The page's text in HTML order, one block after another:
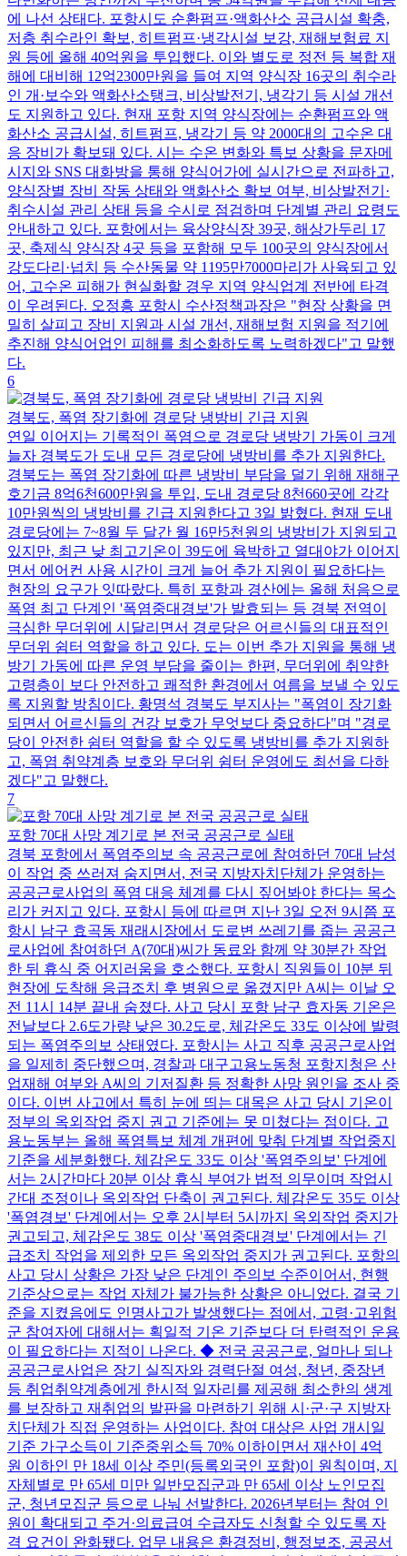
에 나선 상태다. 포항시도 순환펌프·액화산소 공급시설 확충,
저층 취수라인 확보, 히트펌프·냉각시설 보강, 재해보험료 지
원 등에 올해 40억원을 투입했다. 이와 별도로 정전 등 복합 재
해에 대비해 12억2300만원을 들여 지역 양식장 16곳의 취수라
인 개·보수와 액화산소탱크, 비상발전기, 냉각기 등 시설 개선
도 지원하고 있다. 현재 포항 지역 양식장에는 순환펌프와 액
화산소 공급시설, 히트펌프, 냉각기 등 약 2000대의 고수온 대
응 장비가 확보돼 있다. 시는 수온 변화와 특보 상황을 문자메
시지와 SNS 대화방을 통해 양식어가에 실시간으로 전파하고,
양식장별 장비 작동 상태와 액화산소 확보 여부, 비상발전기·
취수시설 관리 상태 등을 수시로 점검하며 단계별 관리 요령도
안내하고 있다. 포항에서는 육상양식장 39곳, 해상가두리 17
곳, 축제식 양식장 4곳 등을 포함해 모두 100곳의 양식장에서
강도다리·넙치 등 수산동물 약 1195만7000마리가 사육되고 있
어, 고수온 피해가 현실화할 경우 지역 양식업계 전반에 타격
이 우려된다. 오정흥 포항시 수산정책과장은 "현장 상황을 면
밀히 살피고 장비 지원과 시설 개선, 재해보험 지원을 적기에
추진해 양식어업인 피해를 최소화하도록 노력하겠다"고 말했
다.
6
경북도, 폭염 장기화에 경로당 냉방비 긴급 지원
연일 이어지는 기록적인 폭염으로 경로당 냉방기 가동이 크게
늘자 경북도가 도내 모든 경로당에 냉방비를 추가 지원한다.
경북도는 폭염 장기화에 따른 냉방비 부담을 덜기 위해 재해구
호기금 8억6천600만원을 투입, 도내 경로당 8천660곳에 각각
10만원씩의 냉방비를 긴급 지원한다고 3일 밝혔다. 현재 도내
경로당에는 7~8월 두 달간 월 16만5천원의 냉방비가 지원되고
있지만, 최근 낮 최고기온이 39도에 육박하고 열대야가 이어지
면서 에어컨 사용 시간이 크게 늘어 추가 지원이 필요하다는
현장의 요구가 잇따랐다. 특히 포항과 경산에는 올해 처음으로
폭염 최고 단계인 '폭염중대경보'가 발효되는 등 경북 전역이
극심한 무더위에 시달리면서 경로당은 어르신들의 대표적인
무더위 쉼터 역할을 하고 있다. 도는 이번 추가 지원을 통해 냉
방기 가동에 따른 운영 부담을 줄이는 한편, 무더위에 취약한
고령층이 보다 안전하고 쾌적한 환경에서 여름을 보낼 수 있도
록 지원할 방침이다. 황명석 경북도 부지사는 "폭염이 장기화
되면서 어르신들의 건강 보호가 무엇보다 중요하다"며 "경로
당이 안전한 쉼터 역할을 할 수 있도록 냉방비를 추가 지원하
고, 폭염 취약계층 보호와 무더위 쉼터 운영에도 최선을 다하
겠다"고 말했다.
7
포항 70대 사망 계기로 본 전국 공공근로 실태
경북 포항에서 폭염주의보 속 공공근로에 참여하던 70대 남성
이 작업 중 쓰러져 숨지면서, 전국 지방자치단체가 운영하는
공공근로사업의 폭염 대응 체계를 다시 짚어봐야 한다는 목소
리가 커지고 있다. 포항시 등에 따르면 지난 3일 오전 9시쯤 포
항시 남구 효곡동 재래시장에서 도로변 쓰레기를 줍는 공공근
로사업에 참여하던 A(70대)씨가 동료와 함께 약 30분간 작업
한 뒤 휴식 중 어지러움을 호소했다. 포항시 직원들이 10분 뒤
현장에 도착해 응급조치 후 병원으로 옮겼지만 A씨는 이날 오
전 11시 14분 끝내 숨졌다. 사고 당시 포항 남구 효자동 기온은
전날보다 2.6도가량 낮은 30.2도로, 체감온도 33도 이상에 발령
되는 폭염주의보 상태였다. 포항시는 사고 직후 공공근로사업
을 일제히 중단했으며, 경찰과 대구고용노동청 포항지청은 산
업재해 여부와 A씨의 기저질환 등 정확한 사망 원인을 조사 중
이다. 이번 사고에서 특히 눈에 띄는 대목은 사고 당시 기온이
정부의 옥외작업 중지 권고 기준에는 못 미쳤다는 점이다. 고
용노동부는 올해 폭염특보 체계 개편에 맞춰 단계별 작업중지
기준을 세분화했다. 체감온도 33도 이상 '폭염주의보' 단계에
서는 2시간마다 20분 이상 휴식 부여가 법적 의무이며 작업시
간대 조정이나 옥외작업 단축이 권고된다. 체감온도 35도 이상
'폭염경보' 단계에서는 오후 2시부터 5시까지 옥외작업 중지가
권고되고, 체감온도 38도 이상 '폭염중대경보' 단계에서는 긴
급조치 작업을 제외한 모든 옥외작업 중지가 권고된다. 포항의
사고 당시 상황은 가장 낮은 단계인 주의보 수준이어서, 현행
기준상으로는 작업 자체가 불가능한 상황은 아니었다. 결국 기
준을 지켰음에도 인명사고가 발생했다는 점에서, 고령·고위험
군 참여자에 대해서는 획일적 기온 기준보다 더 탄력적인 운용
이 필요하다는 지적이 나온다. ◆ 전국 공공근로, 얼마나 되나
공공근로사업은 장기 실직자와 경력단절 여성, 청년, 중장년
등 취업취약계층에게 한시적 일자리를 제공해 최소한의 생계
를 보장하고 재취업의 발판을 마련하기 위해 시·군·구 지방자
치단체가 직접 운영하는 사업이다. 참여 대상은 사업 개시일
기준 가구소득이 기준중위소득 70% 이하이면서 재산이 4억
원 이하인 만 18세 이상 주민(등록외국인 포함)이 원칙이며, 지
자체별로 만 65세 미만 일반모집군과 만 65세 이상 노인모집
군, 청년모집군 등으로 나눠 선발한다. 2026년부터는 참여 인
원이 확대되고 주거·의료급여 수급자도 신청할 수 있도록 자
격 요건이 완화됐다. 업무 내용은 환경정비, 행정보조, 공공서